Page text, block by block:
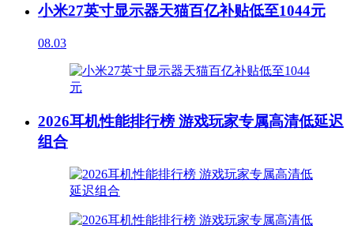
小米27英寸显示器天猫百亿补贴低至1044元
08.03
2026耳机性能排行榜 游戏玩家专属高清低延迟
组合